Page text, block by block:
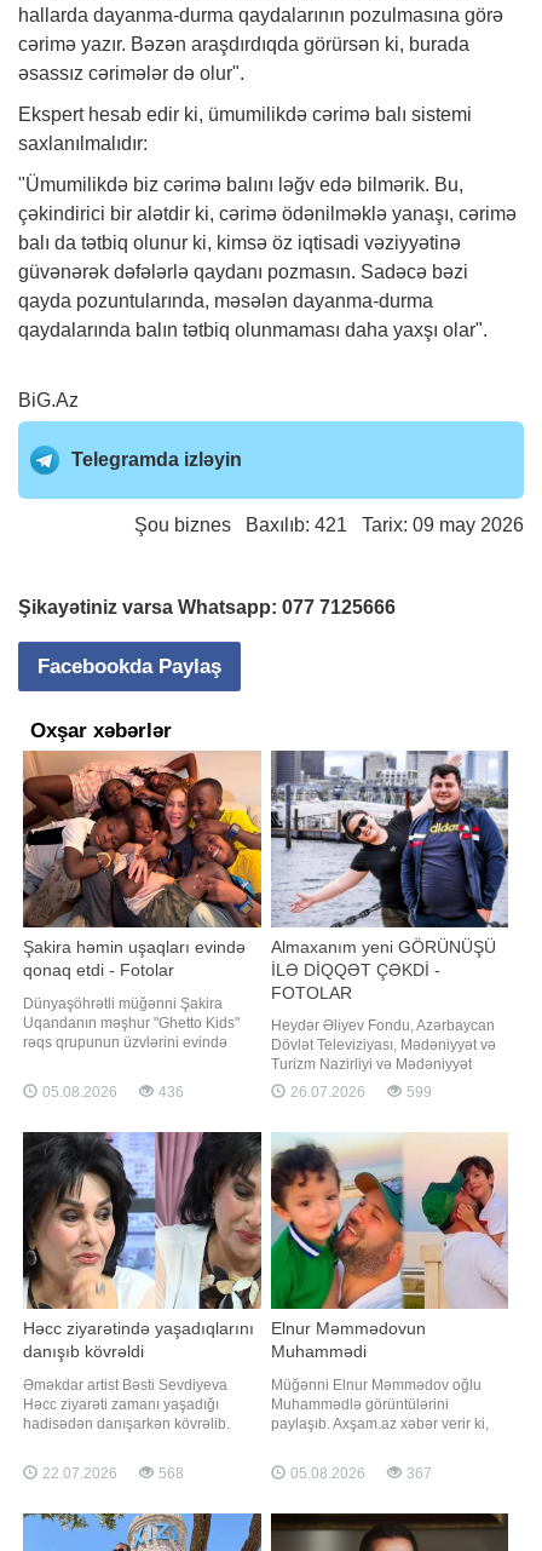
hallarda dayanma-durma qaydalarının pozulmasına görə
cərimə yazır. Bəzən araşdırdıqda görürsən ki, burada
əsassız cərimələr də olur".
Ekspert hesab edir ki, ümumilikdə cərimə balı sistemi
saxlanılmalıdır:
"Ümumilikdə biz cərimə balını ləğv edə bilmərik. Bu,
çəkindirici bir alətdir ki, cərimə ödənilməklə yanaşı, cərimə
balı da tətbiq olunur ki, kimsə öz iqtisadi vəziyyətinə
güvənərək dəfələrlə qaydanı pozmasın. Sadəcə bəzi
qayda pozuntularında, məsələn dayanma-durma
qaydalarında balın tətbiq olunmaması daha yaxşı olar".
BiG.Az
Telegramda izləyin
Şou biznes Baxılıb: 421 Tarix: 09 may 2026
Şikayətiniz varsa Whatsapp: 077 7125666
Facebookda Paylaş
Oxşar xəbərlər
Şakira həmin uşaqları evində
qonaq etdi - Fotolar
Dünyaşöhrətli müğənni Şakira
Uqandanın məşhur "Ghetto Kids"
rəqs qrupunun üzvlərini evində
ki, müğənni bununla bağlı
"Instagram" hesabında paylaşım
unudulmaz adlandırıb. "Son bir
neçə gün sözl
05.08.2026 436
Almaxanım yeni GÖRÜNÜŞÜ
İLƏ DİQQƏT ÇƏKDİ -
FOTOLAR
Heydər Əliyev Fondu, Azərbaycan
Dövlət Televiziyası, Mədəniyyət və
Turizm Nazirliyi və Mədəniyyət
Fondunun birgə təşkil etdiyi VI
Muğam Müsabiqəsinin qalibi - Qran
Əhmədli sosial mediada paylaşımı
ilə diqqət çəkib. xəbər verir ki,
Almaxanım sosial mediada yeni
görüntülərin
26.07.2026 599
Həcc ziyarətində yaşadıqlarını
danışıb kövrəldi
Əməkdar artist Bəsti Sevdiyeva
Həcc ziyarəti zamanı yaşadığı
hadisədən danışarkən kövrəlib.
barədə "Günə uğurla" verilişində
danışıb. B.Sevdiyeva bildirib ki,
ziyarətində olarkən Qədir
Rüstəmovun səsini eşitməsi ona
22.07.2026 568
Elnur Məmmədovun
Muhammədi
Müğənni Elnur Məmmədov oğlu
Muhammədlə görüntülərini
paylaşıb. Axşam.az xəbər verir ki,
videonu sosial şəbəkə hesabında
izləyiciləri ilə bölüşüb. Elnur
sözünü yazıb. Qeyd edək ki,
sənətçinin İnam adlı daha bir övladı
05.08.2026 367